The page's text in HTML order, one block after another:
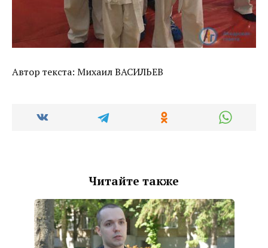
Автор текста: Михаил ВАСИЛЬЕВ
Читайте также